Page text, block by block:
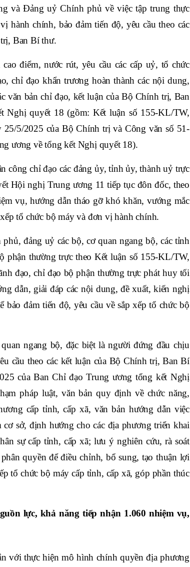
và Đảng uỷ Chính phủ về việc tập trung thực
hành chính, bảo đảm tiến độ, yêu cầu theo các
Ban Bí thư.
điểm, nước rút, yêu cầu các cấp uỷ, tổ chức
chỉ đạo khẩn trương hoàn thành các nội dung,
văn bản chỉ đạo, kết luận của Bộ Chính trị, Ban
Nghị quyết 18 (gồm: Kết luận số 155-KL/TW,
5/2025 của Bộ Chính trị và Công văn số 51-
ương về tổng kết Nghị quyết 18).
công chỉ đạo các đảng ủy, tỉnh ủy, thành uỷ trực
Hội nghị Trung ương 11 tiếp tục đôn đốc, theo
vụ, hướng dẫn tháo gỡ khó khăn, vướng mắc
tổ chức bộ máy và đơn vị hành chính.
đảng uỷ các bộ, cơ quan ngang bộ, các tỉnh
phận thường trực theo Kết luận số 155-KL/TW,
đạo, chỉ đạo bộ phận thường trực phát huy tối
dẫn, giải đáp các nội dung, đề xuất, kiến nghị
đảm tiến độ, yêu cầu về sắp xếp tổ chức bộ
ngang bộ, đặc biệt là người đứng đầu chịu
cầu theo các kết luận của Bộ Chính trị, Ban Bí
của Ban Chỉ đạo Trung ương tổng kết Nghị
pháp luật, văn bản quy định về chức năng,
cấp tỉnh, cấp xã, văn bản hướng dẫn việc
sở, định hướng cho các địa phương triển khai
sự cấp tỉnh, cấp xã; lưu ý nghiên cứu, rà soát
quyền để điều chỉnh, bổ sung, tạo thuận lợi
tổ chức bộ máy cấp tỉnh, cấp xã, góp phần thúc
lực, khả năng tiếp nhận 1.060 nhiệm vụ,
với thực hiện mô hình chính quyền địa phương